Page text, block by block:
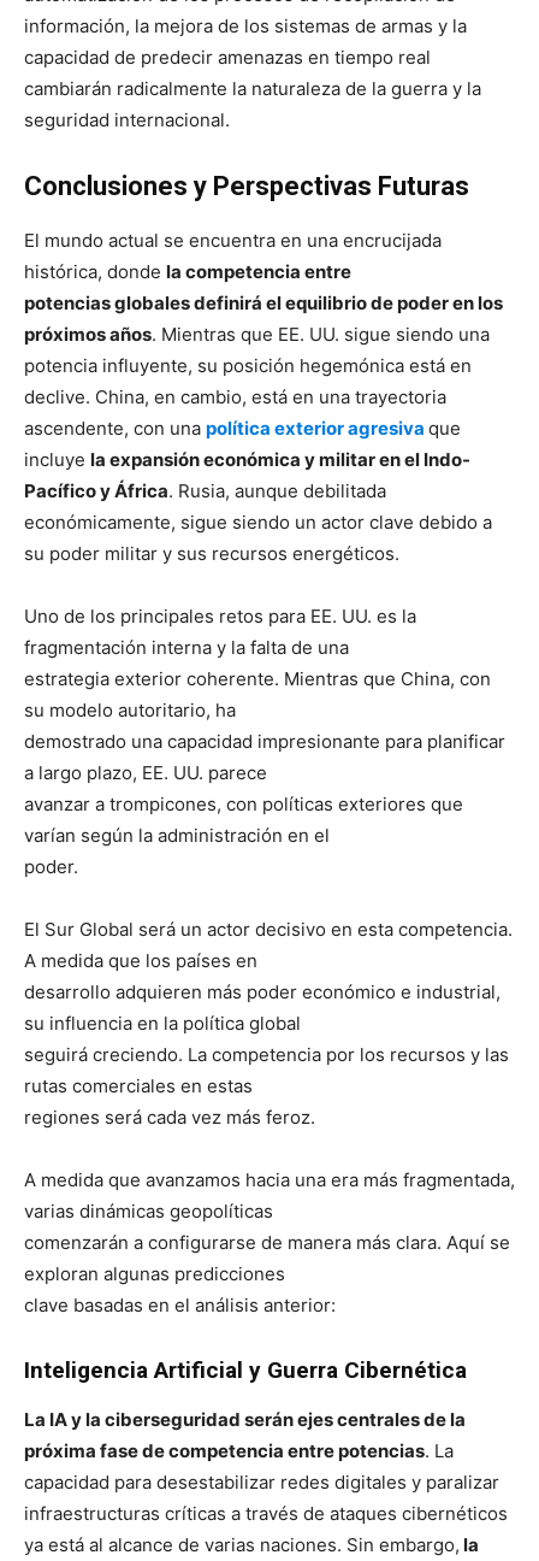
información, la mejora de los sistemas de armas y la
capacidad de predecir amenazas en tiempo real
cambiarán radicalmente la naturaleza de la guerra y la
seguridad internacional.
Conclusiones y Perspectivas Futuras
El mundo actual se encuentra en una encrucijada
histórica, donde la competencia entre
potencias globales definirá el equilibrio de poder en los
próximos años. Mientras que EE. UU. sigue siendo una
potencia influyente, su posición hegemónica está en
declive. China, en cambio, está en una trayectoria
ascendente, con una política exterior agresiva que
incluye la expansión económica y militar en el Indo-
Pacífico y África. Rusia, aunque debilitada
económicamente, sigue siendo un actor clave debido a
su poder militar y sus recursos energéticos.
Uno de los principales retos para EE. UU. es la
fragmentación interna y la falta de una
estrategia exterior coherente. Mientras que China, con
su modelo autoritario, ha
demostrado una capacidad impresionante para planificar
a largo plazo, EE. UU. parece
avanzar a trompicones, con políticas exteriores que
varían según la administración en el
poder.
El Sur Global será un actor decisivo en esta competencia.
A medida que los países en
desarrollo adquieren más poder económico e industrial,
su influencia en la política global
seguirá creciendo. La competencia por los recursos y las
rutas comerciales en estas
regiones será cada vez más feroz.
A medida que avanzamos hacia una era más fragmentada,
varias dinámicas geopolíticas
comenzarán a configurarse de manera más clara. Aquí se
exploran algunas predicciones
clave basadas en el análisis anterior:
Inteligencia Artificial y Guerra Cibernética
La IA y la ciberseguridad serán ejes centrales de la
próxima fase de competencia entre potencias. La
capacidad para desestabilizar redes digitales y paralizar
infraestructuras críticas a través de ataques cibernéticos
ya está al alcance de varias naciones. Sin embargo, la